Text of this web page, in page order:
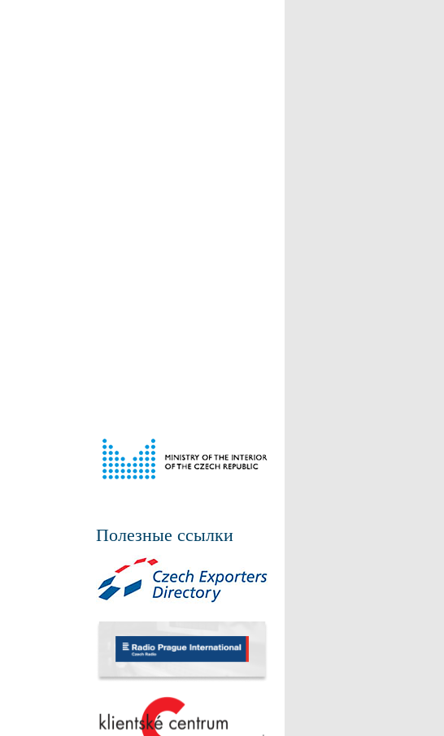
Полезные ссылки